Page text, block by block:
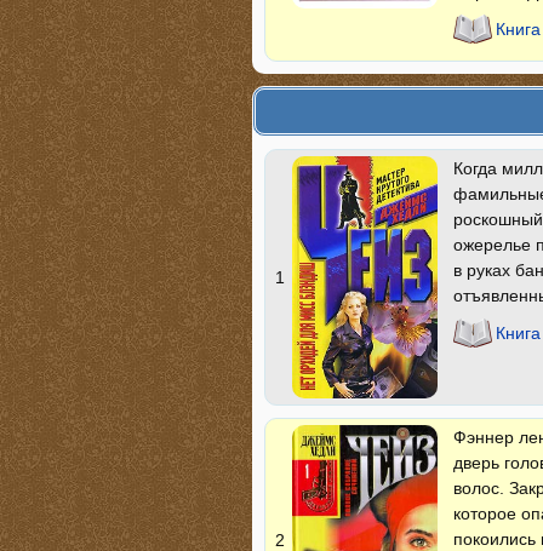
1
Когда
ожерелье
в руках
2
Фэннер
дверь
волос.
которое